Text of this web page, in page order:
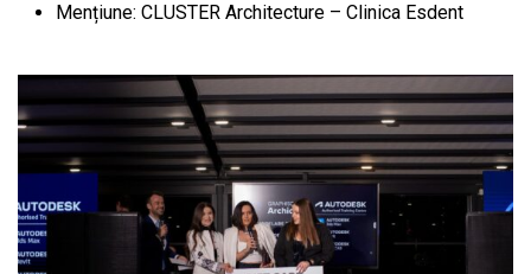
Mențiune: CLUSTER Architecture – Clinica Esdent